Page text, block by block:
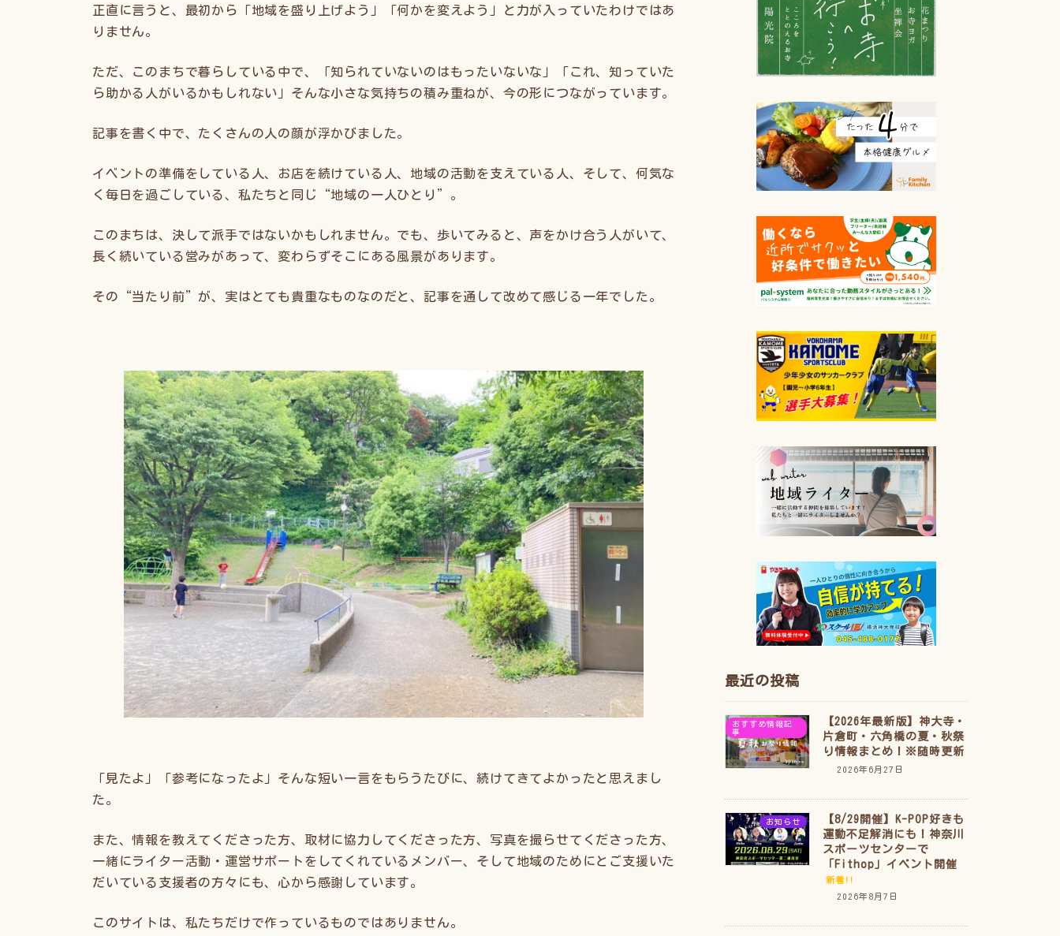
正直に言うと、最初から「地域を盛り上げよう」「何かを変えよう」と力が入っていたわけではあ
りません。
ただ、このまちで暮らしている中で、「知られていないのはもったいないな」「これ、知っていた
ら助かる人がいるかもしれない」そんな小さな気持ちの積み重ねが、今の形につながっています。
記事を書く中で、たくさんの人の顔が浮かびました。
イベントの準備をしている人、お店を続けている人、地域の活動を支えている人、そして、何気な
く毎日を過ごしている、私たちと同じ“地域の一人ひとり”。
このまちは、決して派手ではないかもしれません。でも、歩いてみると、声をかけ合う人がいて、
長く続いている営みがあって、変わらずそこにある風景があります。
その“当たり前”が、実はとても貴重なものなのだと、記事を通して改めて感じる一年でした。
「見たよ」「参考になったよ」そんな短い一言をもらうたびに、続けてきてよかったと思えまし
た。
また、情報を教えてくださった方、取材に協力してくださった方、写真を撮らせてくださった方、
一緒にライター活動・運営サポートをしてくれているメンバー、そして地域のためにとご支援いた
だいている支援者の方々にも、心から感謝しています。
このサイトは、私たちだけで作っているものではありません。
最近の投稿
おすすめ情報記
事
【2026年最新版】神大寺・
片倉町・六角橋の夏・秋祭
り情報まとめ！※随時更新
2026年6月27日
お知らせ
【8/29開催】K-POP好きも
運動不足解消にも！神奈川
スポーツセンターで
「Fithop」イベント開催
新着!!
2026年8月7日